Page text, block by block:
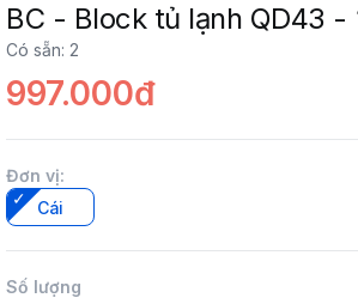
BC - Block tủ lạnh QD43 -
Có sẵn: 2
997.000đ
Đơn vị:
Cái
Số lượng